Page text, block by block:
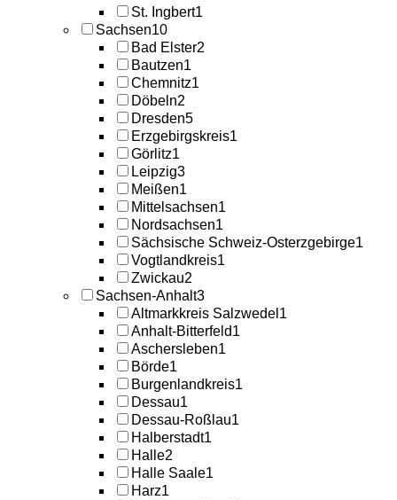
St. Ingbert1
Sachsen10
Bad Elster2
Bautzen1
Chemnitz1
Döbeln2
Dresden5
Erzgebirgskreis1
Görlitz1
Leipzig3
Meißen1
Mittelsachsen1
Nordsachsen1
Sächsische Schweiz-Osterzgebirge1
Vogtlandkreis1
Zwickau2
Sachsen-Anhalt3
Altmarkkreis Salzwedel 1
Anhalt-Bitterfeld1
Aschersleben1
Börde1
Burgenlandkreis1
Dessau1
Dessau-Roßlau1
Halberstadt1
Halle2
Halle Saale1
Harz1